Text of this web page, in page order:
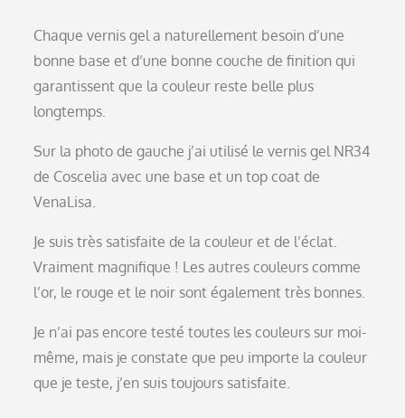
Chaque vernis gel a naturellement besoin d’une
bonne base et d’une bonne couche de finition qui
garantissent que la couleur reste belle plus
longtemps.
Sur la photo de gauche j’ai utilisé le vernis gel NR34
de Coscelia avec une base et un top coat de
VenaLisa.
Je suis très satisfaite de la couleur et de l’éclat.
Vraiment magnifique ! Les autres couleurs comme
l’or, le rouge et le noir sont également très bonnes.
Je n’ai pas encore testé toutes les couleurs sur moi-
même, mais je constate que peu importe la couleur
que je teste, j’en suis toujours satisfaite.